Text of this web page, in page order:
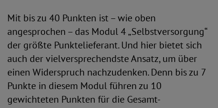
Mit bis zu 40 Punkten ist – wie oben
angesprochen – das Modul 4 „Selbstversorgung“
der größte Punktelieferant. Und hier bietet sich
auch der vielversprechendste Ansatz, um über
einen Widerspruch nachzudenken. Denn bis zu 7
Punkte in diesem Modul führen zu 10
gewichteten Punkten für die Gesamt-